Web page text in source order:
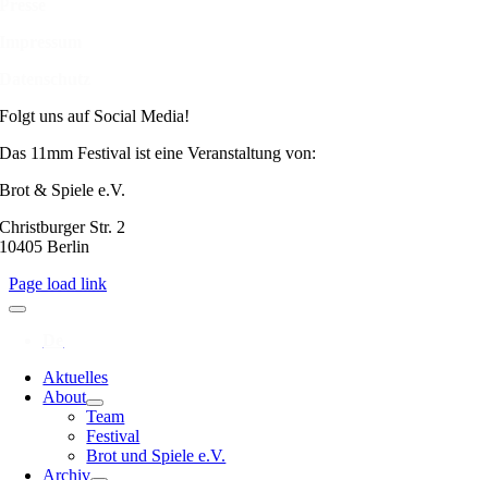
Folgt uns auf Social Media!
Das 11mm Festival ist eine Veranstaltung von:
Brot & Spiele e.V.
Christburger Str. 2
10405 Berlin
Page load link
Aktuelles
About
Team
Festival
Brot und Spiele e.V.
Archiv